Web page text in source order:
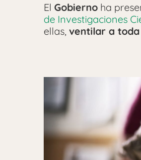
El Gobierno ha
de Investigaciones
ellas, ventilar a toda